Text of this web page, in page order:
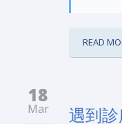
READ
18
Mar 遇到